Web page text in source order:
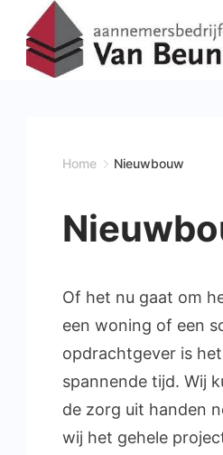
naar
Home Nieuwbouw
Of het nu gaat om
een woning of een
opdrachtgever is
spannende tijd. Wij
de zorg uit handen
wij het gehele